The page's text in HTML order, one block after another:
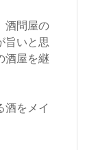
酒問屋の
旨いと思
酒屋を継
酒をメイ